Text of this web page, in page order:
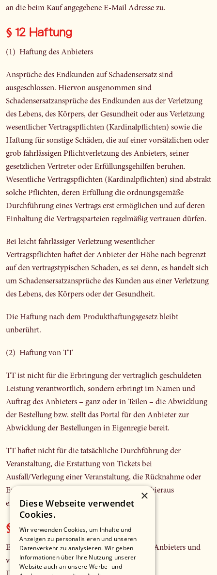
an die beim Kauf angegebene E-Mail Adresse zu.
§ 12 Haftung
(1) Haftung des Anbieters
Ansprüche des Endkunden auf Schadensersatz sind
ausgeschlossen. Hiervon ausgenommen sind
Schadensersatzansprüche des Endkunden aus der Verletzung
des Lebens, des Körpers, der Gesundheit oder aus Verletzung
wesentlicher Vertragspflichten (Kardinalpflichten) sowie die
Haftung für sonstige Schäden, die auf einer vorsätzlichen oder
grob fahrlässigen Pflichtverletzung des Anbieters, seiner
gesetzlichen Vertreter oder Erfüllungsgehilfen beruhen.
Wesentliche Vertragspflichten (Kardinalpflichten) sind abstrakt
solche Pflichten, deren Erfüllung die ordnungsgemäße
Durchführung eines Vertrags erst ermöglichen und auf deren
Einhaltung die Vertragsparteien regelmäßig vertrauen dürfen.
Bei leicht fahrlässiger Verletzung wesentlicher
Vertragspflichten haftet der Anbieter der Höhe nach begrenzt
auf den vertragstypischen Schaden, es sei denn, es handelt sich
um Schadensersatzansprüche des Kunden aus einer Verletzung
des Lebens, des Körpers oder der Gesundheit.
Die Haftung nach dem Produkthaftungsgesetz bleibt
unberührt.
(2) Haftung von TT
TT ist nicht für die Erbringung der vertraglich geschuldeten
Leistung verantwortlich, sondern erbringt im Namen und
Auftrag des Anbieters – ganz oder in Teilen – die Abwicklung
der Bestellung bzw. stellt das Portal für den Anbieter zur
Abwicklung der Bestellungen in Eigenregie bereit.
TT haftet nicht für die tatsächliche Durchführung der
Veranstaltung, die Erstattung von Tickets bei
Ausfall/Verlegung einer Veranstaltung, die Rücknahme oder
Erstattung sonstiger Produkte sowie für die hieraus
entstandenen Schäden.
§ 13 Datenschutz
Es gelten die Datenschutzbestimmungen des Anbieters und
von TT. Der Endkunde wurde über die
×
Diese Webseite verwendet
Cookies.
Wir verwenden Cookies, um Inhalte und
Anzeigen zu personalisieren und unseren
Datenverkehr zu analysieren. Wir geben
Informationen über Ihre Nutzung unserer
Website auch an unsere Werbe- und